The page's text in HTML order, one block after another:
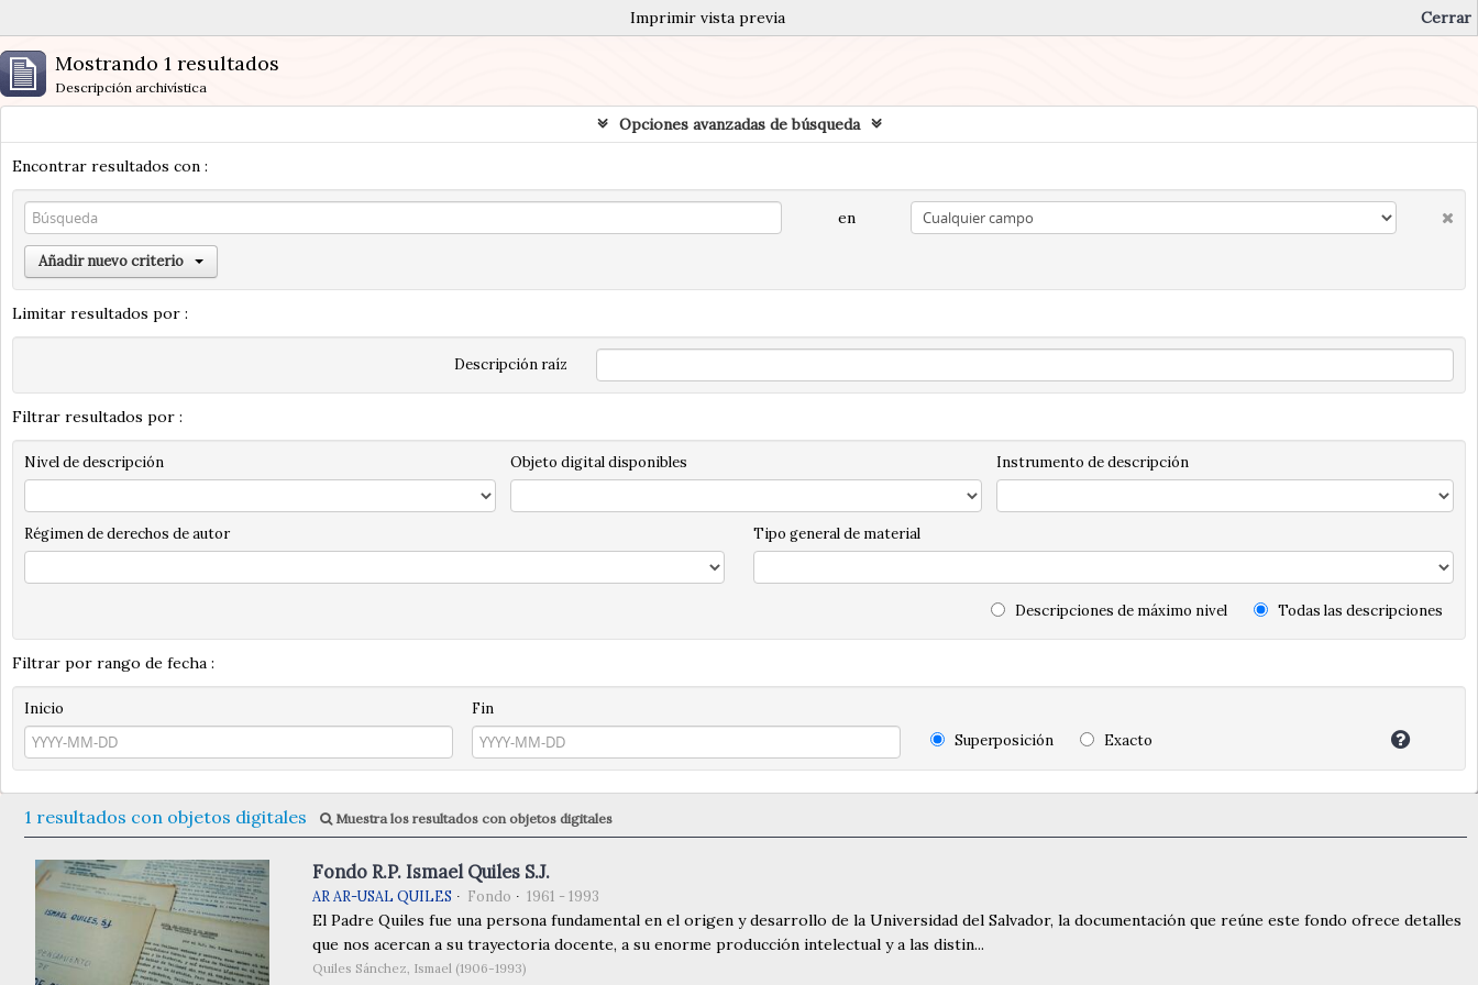
Imprimir vista previa Cerrar
Mostrando 1 resultados
Descripción archivística
Opciones avanzadas de búsqueda
Encontrar resultados con :
en
Añadir nuevo criterio
Limitar resultados por :
Descripción raíz
Filtrar resultados por :
Nivel de descripción Objeto digital disponibles Instrumento de descripción
Régimen de derechos de autor Tipo general de material
Descripciones de máximo nivel Todas las descripciones
Filtrar por rango de fecha :
Inicio
Fin
Superposición
Exacto
1 resultados con objetos digitales Muestra los resultados con objetos digitales
Fondo R.P. Ismael Quiles S.J.
AR AR-USAL QUILES Fondo 1961 - 1993
El Padre Quiles fue una persona fundamental en el origen y desarrollo de la Universidad del Salvador, la documentación que reúne este fondo ofrece detalles
que nos acercan a su trayectoria docente, a su enorme producción intelectual y a las distin...
Quiles Sánchez, Ismael (1906-1993)